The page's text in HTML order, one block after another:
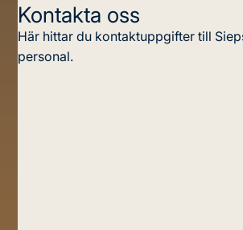
Kontakta oss
Här hittar du kontaktuppgifter till
personal.